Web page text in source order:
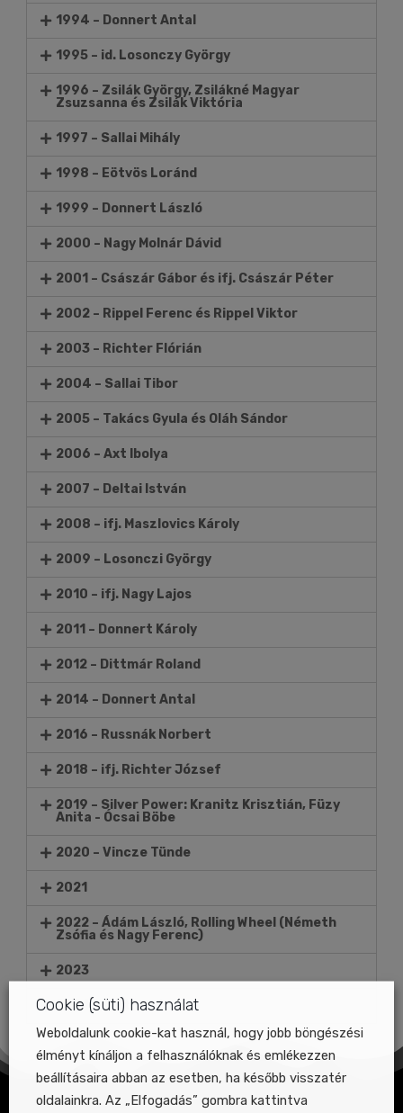
1994 – Donnert Antal
1995 – id. Losonczy György
1996 – Zsilák György, Zsilákné Magyar
Zsuzsanna és Zsilák Viktória
1997 – Sallai Mihály
1998 – Eötvös Loránd
1999 – Donnert László
2000 – Nagy Molnár Dávid
2001 – Császár Gábor és ifj. Császár Péter
2002 – Rippel Ferenc és Rippel Viktor
2003 – Richter Flórián
2004 – Sallai Tibor
2005 – Takács Gyula és Oláh Sándor
2006 – Axt Ibolya
2007 – Deltai István
2008 – ifj. Maszlovics Károly
2009 – Losonczi György
2010 – ifj. Nagy Lajos
2011 – Donnert Károly
2012 – Dittmár Roland
2014 – Donnert Antal
2016 – Russnák Norbert
2018 – ifj. Richter József
2019 – Silver Power: Kranitz Krisztián, Füzy
Anita - Ócsai Böbe
2020 – Vincze Tünde
2021
2022 – Ádám László, Rolling Wheel (Németh
Zsófia és Nagy Ferenc)
2023
2024 – Dittmar Laido
Cookie (süti) használat
Weboldalunk cookie-kat használ, hogy jobb böngészési
élményt kínáljon a felhasználóknak és emlékezzen
beállításaira abban az esetben, ha később visszatér
oldalainkra. Az „Elfogadás” gombra kattintva